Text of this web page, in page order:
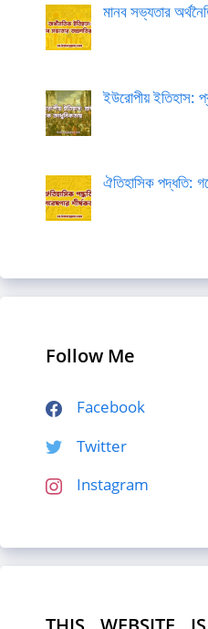
মানব সভ্যতার
ইউরোপীয় ইতিহাস:
ঐতিহাসিক পদ্ধতি:
Follow Me
Facebook
Twitter
Instagram